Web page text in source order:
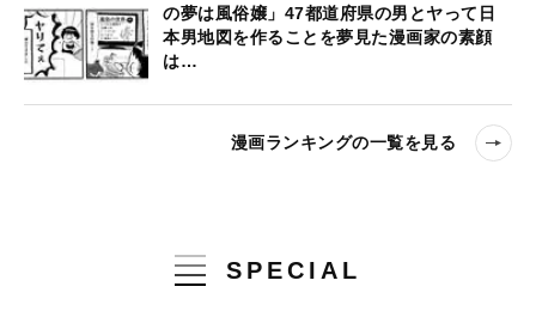
の夢は風俗嬢」47都道府県の男とヤって日
本男地図を作ることを夢見た漫画家の素顔
は…
漫画ランキングの一覧を見る
SPECIAL